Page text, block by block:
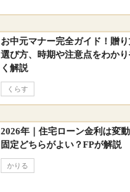
お中元マナー完全ガイド！贈
選び方、時期や注意点をわか
く解説
くらす
2026年｜住宅ローン金利は変
固定どちらがよい？FPが解説
かりる